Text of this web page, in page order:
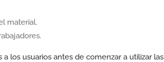
material.
los usuarios antes de comenzar a utilizar las